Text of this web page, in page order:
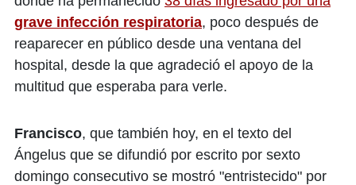
grave infección respiratoria, poco después de
reaparecer en público desde una ventana del
hospital, desde la que agradeció el apoyo de la
multitud que esperaba para verle.
Francisco, que también hoy, en el texto del
Ángelus que se difundió por escrito por sexto
domingo consecutivo se mostró "entristecido" por